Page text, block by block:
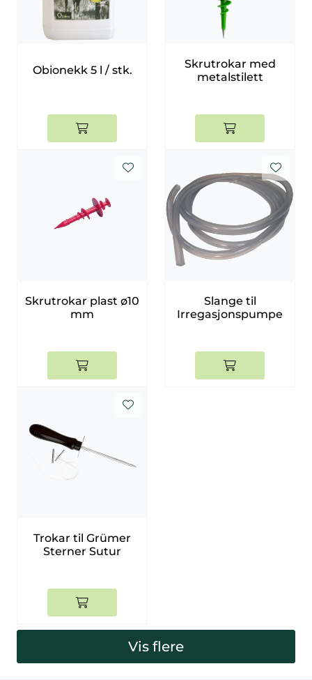
Obionekk 5 l / stk.
Skrutrokar med
metalstilett
Skrutrokar plast ø10
mm
Slange til
Irregasjonspumpe
Trokar til Grümer
Sterner Sutur
Vis flere